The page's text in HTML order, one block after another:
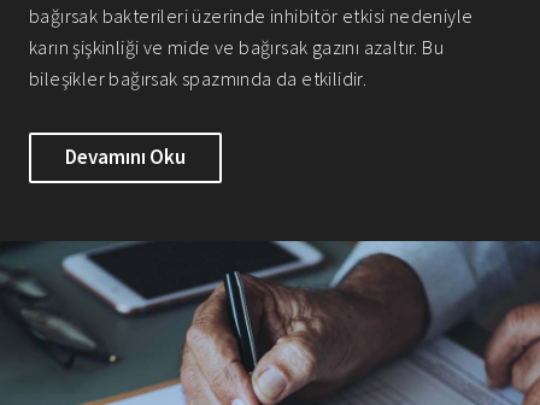
bağırsak bakterileri üzerinde inhibitör etkisi nedeniyle
karın şişkinliği ve mide ve bağırsak gazını azaltır. Bu
bileşikler bağırsak spazmında da etkilidir.
Devamını Oku